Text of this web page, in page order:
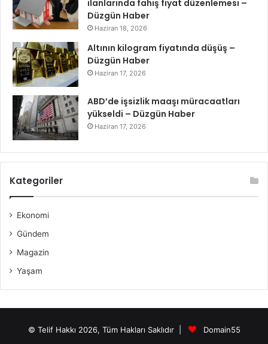
ilanlarında fahiş fiyat düzenlemesi –
Düzgün Haber
Haziran 18, 2026
Altının kilogram fiyatında düşüş –
Düzgün Haber
Haziran 17, 2026
ABD’de işsizlik maaşı müracaatları
yükseldi – Düzgün Haber
Haziran 17, 2026
Kategoriler
Ekonomi
Gündem
Magazin
Yaşam
© Telif Hakkı 2026, Tüm Hakları Saklıdır | Domain55